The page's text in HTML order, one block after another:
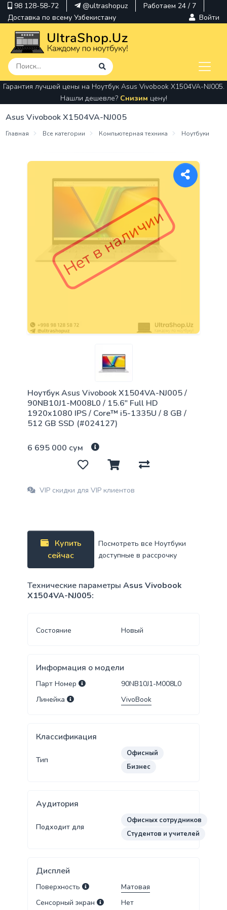
98 128-58-72 @ultrashopuz
Работаем 24 / 7
Доставка по всему Узбекистану
Войти
pavilion
kindle
envy
Гарантия лучшей цены на Ноутбук Asus Vivobook X1504VA-NJ005.
Нашли дешевле? Снизим цену!
Asus Vivobook X1504VA-NJ005
Главная Все категории Компьютерная техника Ноутбуки
Нет в наличии
Ноутбук Asus Vivobook X1504VA-NJ005 /
90NB10J1-M008L0 / 15.6" Full HD
1920x1080 IPS / Core™ i5-1335U / 8 GB /
512 GB SSD (#024127)
6 695 000 сум
VIP скидки для VIP клиентов
Купить
сейчас
Посмотреть все Ноутбуки
доступные в рассрочку
Технические параметры Asus Vivobook
X1504VA-NJ005:
Состояние Новый
Информация о модели
Парт Номер
90NB10J1-M008L0
Линейка
VivoBook
Классификация
Тип
Офисный
Бизнес
Аудитория
Подходит для
Офисных сотрудников
Студентов и учителей
Дисплей
Поверхность
Матовая
Сенсорный экран
Нет